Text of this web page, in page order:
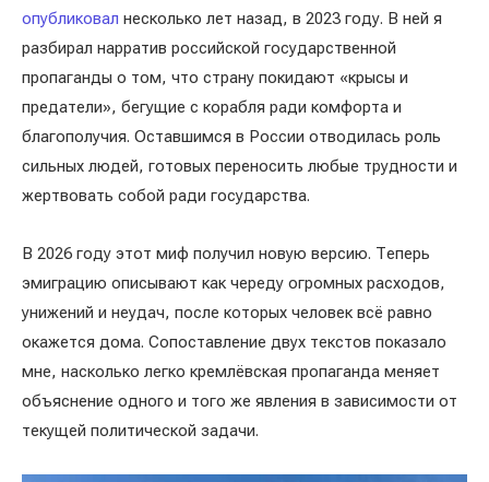
опубликовал несколько лет назад, в 2023 году. В ней я
разбирал нарратив российской государственной
пропаганды о том, что страну покидают «крысы и
предатели», бегущие с корабля ради комфорта и
благополучия. Оставшимся в России отводилась роль
сильных людей, готовых переносить любые трудности и
жертвовать собой ради государства.
В 2026 году этот миф получил новую версию. Теперь
эмиграцию описывают как череду огромных расходов,
унижений и неудач, после которых человек всё равно
окажется дома. Сопоставление двух текстов показало
мне, насколько легко кремлёвская пропаганда меняет
объяснение одного и того же явления в зависимости от
текущей политической задачи.